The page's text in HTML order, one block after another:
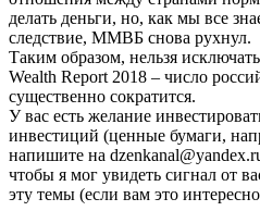
делать деньги, но, как мы все
следствие, ММВБ снова рухнул.
Таким образом, нельзя
Wealth Report 2018 – число
существенно сократится.
У вас есть желание
инвестиций (ценные бумаги,
напишите на
чтобы я мог увидеть сигнал от
эту темы (если вам это